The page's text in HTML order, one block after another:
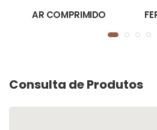
AR COMPRIMIDO
Consulta de Produtos